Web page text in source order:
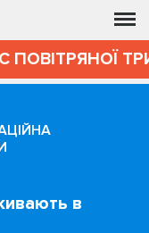
ПОВІТРЯНОЇ
в